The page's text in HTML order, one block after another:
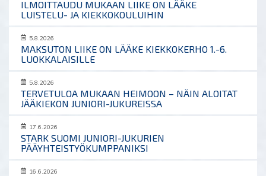
ILMOITTAUDU MUKAAN LIIKE ON LÄÄKE
LUISTELU- JA KIEKKOKOULUIHIN
5.8.2026
MAKSUTON LIIKE ON LÄÄKE KIEKKOKERHO 1.-6.
LUOKKALAISILLE
5.8.2026
TERVETULOA MUKAAN HEIMOON – NÄIN ALOITAT
JÄÄKIEKON JUNIORI-JUKUREISSA
17.6.2026
STARK SUOMI JUNIORI-JUKURIEN
PÄÄYHTEISTYÖKUMPPANIKSI
16.6.2026